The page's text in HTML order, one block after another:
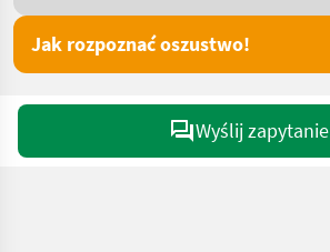
Jak rozpoznać oszustwo!
Wyślij zapytanie